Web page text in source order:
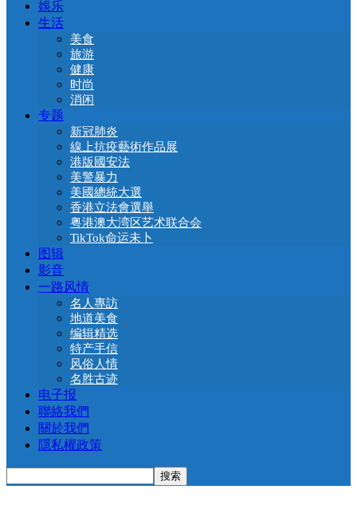
娛乐
生活
美食
旅游
健康
时尚
消闲
专题
新冠肺炎
線上抗疫藝術作品展
港版國安法
美警暴力
美國總統大選
香港立法會選舉
粤港澳大湾区艺术联合会
TikTok命运未卜
图辑
影音
一路风情
名人專訪
地道美食
编辑精选
特产手信
风俗人情
名胜古迹
电子报
聯絡我們
關於我們
隱私權政策